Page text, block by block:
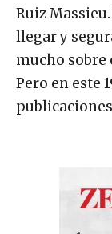
Ruiz
llegar y
mucho sobre
Pero en este